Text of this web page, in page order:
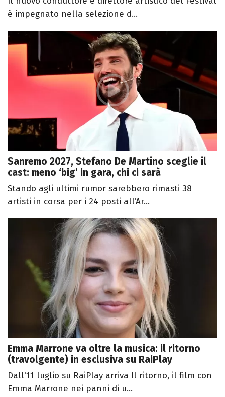
è impegnato nella selezione d...
Sanremo 2027, Stefano De Martino sceglie il
cast: meno ‘big’ in gara, chi ci sarà
Stando agli ultimi rumor sarebbero rimasti 38
artisti in corsa per i 24 posti all’Ar...
Emma Marrone va oltre la musica: il ritorno
(travolgente) in esclusiva su RaiPlay
Dall'11 luglio su RaiPlay arriva Il ritorno, il film con
Emma Marrone nei panni di u...